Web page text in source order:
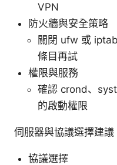
VPN
防火牆與安全策略
關閉 ufw 或
條目再試
權限與服務
確認 crond、
的啟動權限
伺服器與協議選擇建議
協議選擇